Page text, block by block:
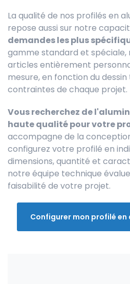
La qualité de nos profilés en
repose aussi sur notre
demandes les plus
gamme standard et spéciale,
articles entièrement
mesure, en fonction du
contraintes de chaque projet.
Vous recherchez de
haute qualité pour votre
accompagne de la
configurez votre profilé en
dimensions, quantité et
notre équipe technique
faisabilité de votre projet.
Configurer mon profilé